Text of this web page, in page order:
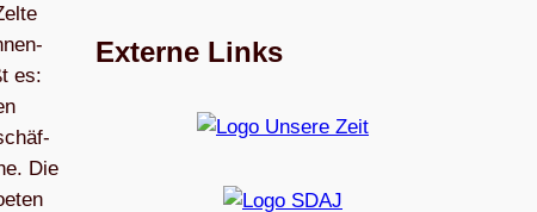
es:
Die
Externe Links